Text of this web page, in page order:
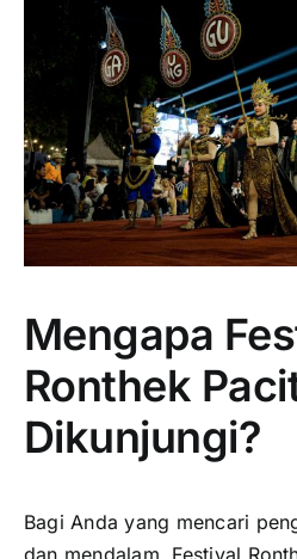
Mengapa
Ronthek
Dikunjungi?
Bagi Anda yang mencari
dan mendalam, Festival